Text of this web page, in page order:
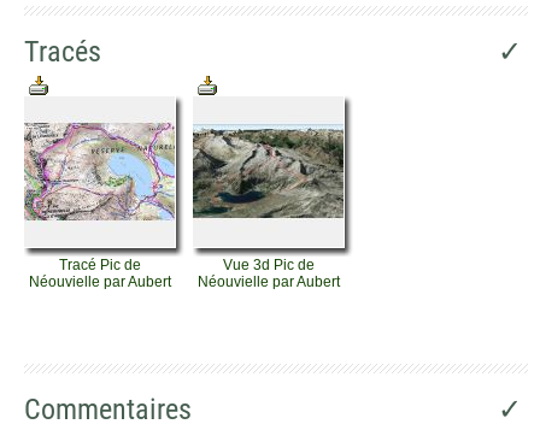
Tracés ✓
Tracé Pic de
Néouvielle par Aubert
Vue 3d Pic de
Néouvielle par Aubert
Commentaires ✓